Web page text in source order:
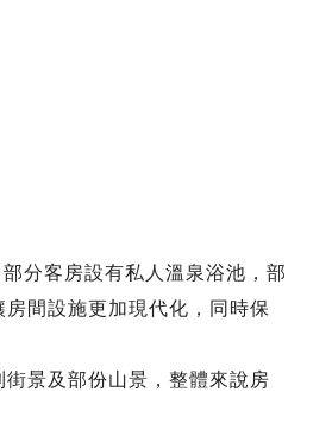
分客房設有私人溫泉浴池，部
間設施更加現代化，同時保
景及部份山景，整體來說房